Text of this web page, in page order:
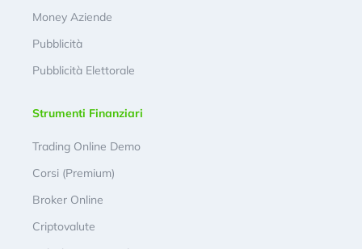
Money Aziende
Pubblicità
Pubblicità Elettorale
Strumenti Finanziari
Trading Online Demo
Corsi (Premium)
Broker Online
Criptovalute